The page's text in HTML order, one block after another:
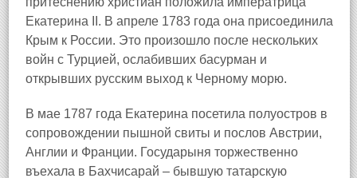
Екатерина II. В апреле 1783 года она присоединила
Крым к России. Это произошло после нескольких
войн с Турцией, ослабивших басурман и
открывших русским выход к Черному морю.
В мае 1787 года Екатерина посетила полуостров в
сопровождении пышной свиты и послов Австрии,
Англии и Франции. Государыня торжественно
въехала в Бахчисарай – бывшую татарскую